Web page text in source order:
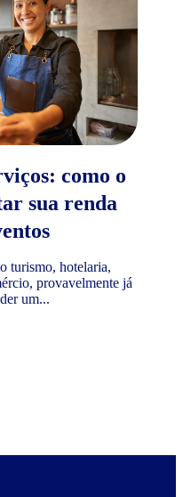
como o
sua renda
turismo, hotelaria,
provavelmente já
um...